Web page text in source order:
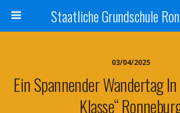
Staatliche Grundschule
03/04/2025
Ein Spannender Wandertag
Klasse“